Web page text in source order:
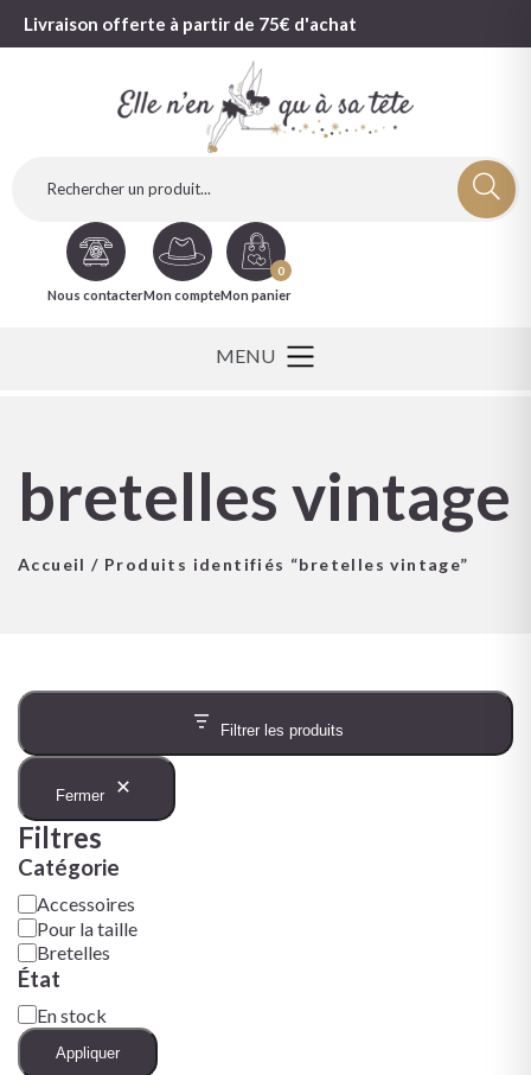
Livraison offerte à partir de 75€ d'achat
Nous contacterMon compte
0
Mon panier
bretelles vintage
Accueil / Produits identifiés “bretelles vintage”
Filtrer les produits
Fermer
Filtres
Catégorie
Accessoires
Pour la taille
Bretelles
État
En stock
Appliquer